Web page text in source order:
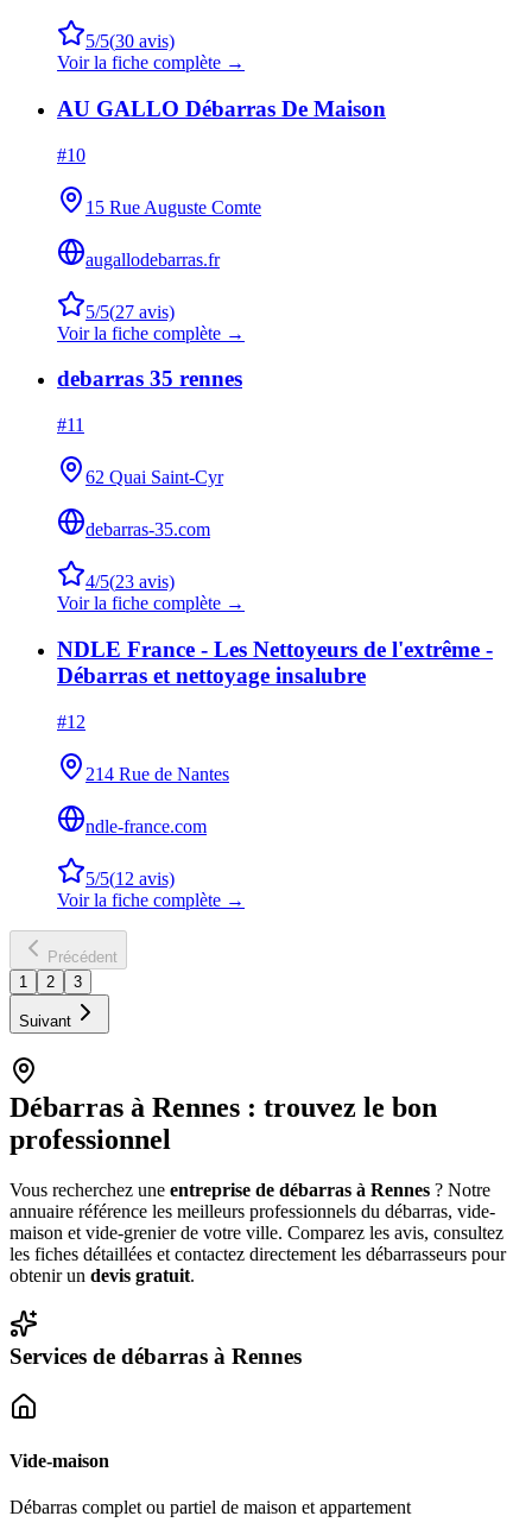
5/5(30 avis)
Voir la fiche complète →
AU GALLO Débarras De Maison
#10
15 Rue Auguste Comte
augallodebarras.fr
5/5(27 avis)
Voir la fiche complète →
debarras 35 rennes
#11
62 Quai Saint-Cyr
debarras-35.com
4/5(23 avis)
Voir la fiche complète →
NDLE France - Les Nettoyeurs de l'extrême -
Débarras et nettoyage insalubre
#12
214 Rue de Nantes
ndle-france.com
5/5(12 avis)
Voir la fiche complète →
Précédent
1
2 3
Suivant
Débarras à Rennes : trouvez le bon
professionnel
Vous recherchez une entreprise de débarras à Rennes ? Notre
annuaire référence les meilleurs professionnels du débarras, vide-
maison et vide-grenier de votre ville. Comparez les avis, consultez
les fiches détaillées et contactez directement les débarrasseurs pour
obtenir un devis gratuit.
Services de débarras à Rennes
Vide-maison
Débarras complet ou partiel de maison et appartement